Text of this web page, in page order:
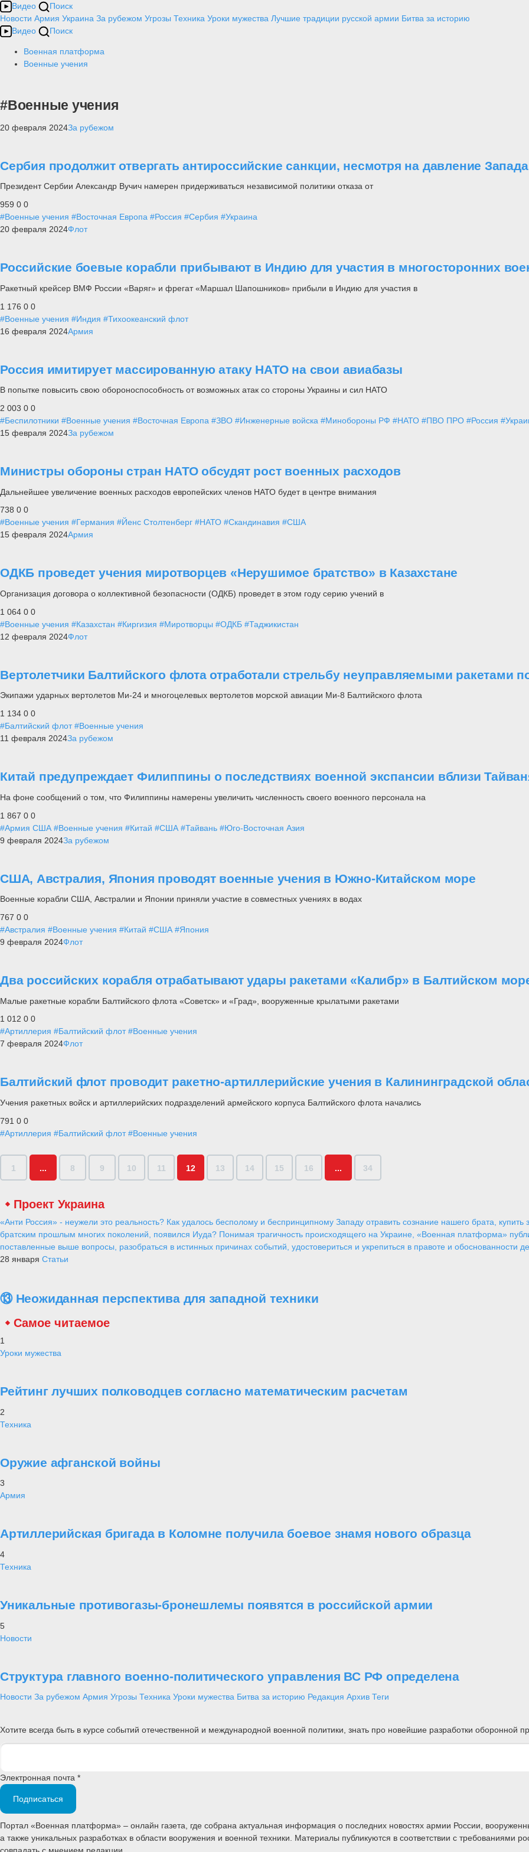
Видео
Поиск
Новости Армия Украина За рубежом Угрозы Техника Уроки мужества Лучшие традиции русской армии Битва за историю
Видео
Поиск
Военная платформа
Военные учения
#Военные учения
20 февраля 2024За рубежом
Сербия продолжит отвергать антироссийские санкции, несмотря на давление Запада
Президент Сербии Александр Вучич намерен придерживаться независимой политики отказа от
959 0 0
#Военные учения #Восточная Европа #Россия #Сербия #Украина
20 февраля 2024Флот
Российские боевые корабли прибывают в Индию для участия в многосторонних
Ракетный крейсер ВМФ России «Варяг» и фрегат «Маршал Шапошников» прибыли в Индию для участия в
1 176 0 0
#Военные учения #Индия #Тихоокеанский флот
16 февраля 2024Армия
Россия имитирует массированную атаку НАТО на свои авиабазы
В попытке повысить свою обороноспособность от возможных атак со стороны Украины и сил НАТО
2 003 0 0
#Беспилотники #Военные учения #Восточная Европа #ЗВО #Инженерные войска #Минобороны РФ #НАТО #ПВО ПРО #Россия
15 февраля 2024За рубежом
Министры обороны стран НАТО обсудят рост военных расходов
Дальнейшее увеличение военных расходов европейских членов НАТО будет в центре внимания
738 0 0
#Военные учения #Германия #Йенс Столтенберг #НАТО #Скандинавия #США
15 февраля 2024Армия
ОДКБ проведет учения миротворцев «Нерушимое братство» в Казахстане
Организация договора о коллективной безопасности (ОДКБ) проведет в этом году серию учений в
1 064 0 0
#Военные учения #Казахстан #Киргизия #Миротворцы #ОДКБ #Таджикистан
12 февраля 2024Флот
Вертолетчики Балтийского флота отработали стрельбу неуправляемыми ракетами
Экипажи ударных вертолетов Ми-24 и многоцелевых вертолетов морской авиации Ми-8 Балтийского флота
1 134 0 0
#Балтийский флот #Военные учения
11 февраля 2024За рубежом
Китай предупреждает Филиппины о последствиях военной экспансии вблизи
На фоне сообщений о том, что Филиппины намерены увеличить численность своего военного персонала на
1 867 0 0
#Армия США #Военные учения #Китай #США #Тайвань #Юго-Восточная Азия
9 февраля 2024За рубежом
США, Австралия, Япония проводят военные учения в Южно-Китайском море
Военные корабли США, Австралии и Японии приняли участие в совместных учениях в водах
767 0 0
#Австралия #Военные учения #Китай #США #Япония
9 февраля 2024Флот
Два российских корабля отрабатывают удары ракетами «Калибр» в Балтийском
Малые ракетные корабли Балтийского флота «Советск» и «Град», вооруженные крылатыми ракетами
1 012 0 0
#Артиллерия #Балтийский флот #Военные учения
7 февраля 2024Флот
Балтийский флот проводит ракетно-артиллерийские учения в Калининградской
Учения ракетных войск и артиллерийских подразделений армейского корпуса Балтийского флота начались
791 0 0
#Артиллерия #Балтийский флот #Военные учения
1 ... 8 9 10 11 12 13 14 15 16 ... 34
Проект Украина
«Анти Россия» - неужели это реальность? Как удалось бесполому и беспринципному Западу отравить сознание нашего брата,
братским прошлым многих поколений, появился Иуда? Понимая трагичность происходящего на Украине, «Военная платформа»
поставленные выше вопросы, разобраться в истинных причинах событий, удостовериться и укрепиться в правоте и обоснованности
28 января Статьи
⑬ Неожиданная перспектива для западной техники
Самое читаемое
1
Уроки мужества
Рейтинг лучших полководцев согласно математическим расчетам
2
Техника
Оружие афганской войны
3
Армия
Артиллерийская бригада в Коломне получила боевое знамя нового образца
4
Техника
Уникальные противогазы-бронешлемы появятся в российской армии
5
Новости
Структура главного военно-политического управления ВС РФ определена
Новости За рубежом Армия Угрозы Техника Уроки мужества Битва за историю Редакция Архив Теги
Хотите всегда быть в курсе событий отечественной и международной военной политики, знать про новейшие разработки
Электронная почта *
Подписаться
Портал «Военная платформа» – онлайн газета, где собрана актуальная информация о последних новостях армии России,
а также уникальных разработках в области вооружения и военной техники. Материалы публикуются в соответствии с требованиями
совпадать с мнением редакции.